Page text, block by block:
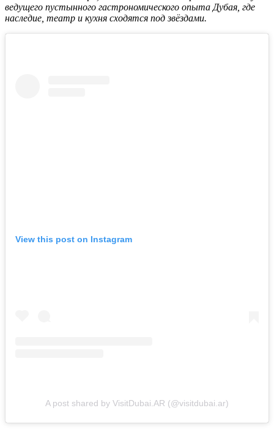
ведущего пустынного гастрономического опыта Дубая, где
наследие, театр и кухня сходятся под звёздами.
View this post on Instagram
A post shared by VisitDubai.AR (@visitdubai.ar)